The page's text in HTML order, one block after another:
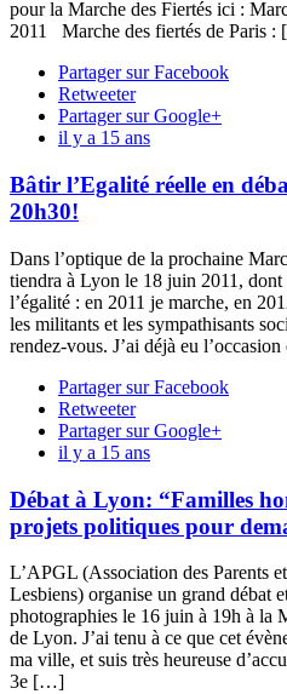
pour la Marche des Fiertés ici :
2011 Marche des fiertés de Paris
Partager sur Facebook
Retweeter
Partager sur Google+
il y a 15 ans
Bâtir l’Egalité réelle en
20h30!
Dans l’optique de la prochaine
tiendra à Lyon le 18 juin 2011, dont
l’égalité : en 2011 je marche, en
les militants et les sympathisants
rendez-vous. J’ai déjà eu
Partager sur Facebook
Retweeter
Partager sur Google+
il y a 15 ans
Débat à Lyon: “Familles
projets politiques pour
L’APGL (Association des Parents
Lesbiens) organise un grand débat
photographies le 16 juin à 19h à la
de Lyon. J’ai tenu à ce que cet
ma ville, et suis très heureuse
3e […]